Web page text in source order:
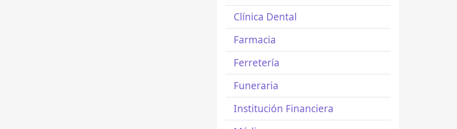
Clínica Dental
Farmacia
Ferretería
Funeraria
Institución Financiera